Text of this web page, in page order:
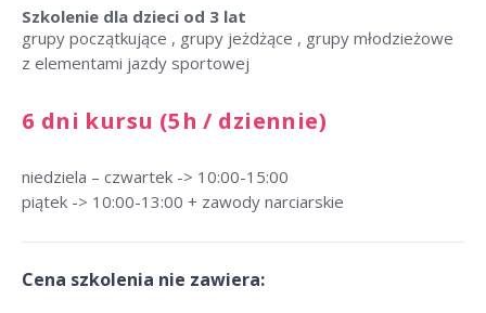
Szkolenie dla dzieci od 3 lat
grupy początkujące , grupy jeżdżące , grupy młodzieżowe
z elementami jazdy sportowej
6 dni kursu (5h / dziennie)
niedziela – czwartek -> 10:00-15:00
piątek -> 10:00-13:00 + zawody narciarskie
Cena szkolenia nie zawiera: